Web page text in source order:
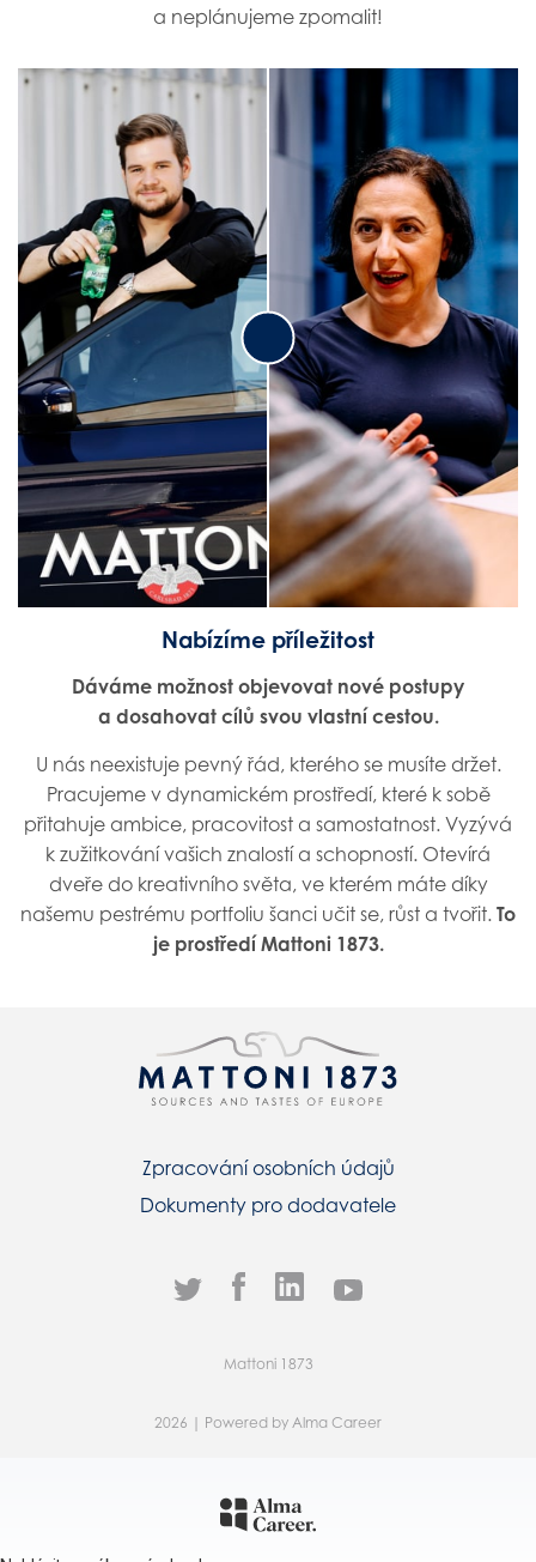
a neplánujeme zpomalit!
Jan M.
Obchodní zástupce senior
Simona P.
Insight manager
Nabízíme příležitost
Dáváme možnost objevovat nové postupy
a dosahovat cílů svou vlastní cestou.
U nás neexistuje pevný řád, kterého se musíte držet.
Pracujeme v dynamickém prostředí, které k sobě
přitahuje ambice, pracovitost a samostatnost. Vyzývá
k zužitkování vašich znalostí a schopností. Otevírá
dveře do kreativního světa, ve kterém máte díky
našemu pestrému portfoliu šanci učit se, růst a tvořit. To
je prostředí Mattoni 1873.
Zpracování osobních údajů
Dokumenty pro dodavatele
Mattoni 1873
2026 | Powered by Alma Career